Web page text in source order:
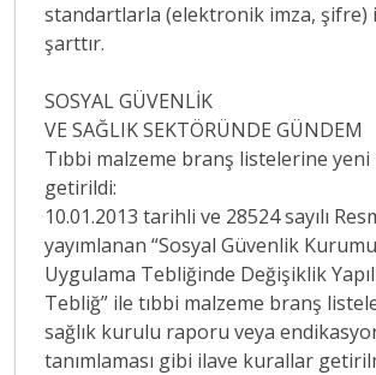
standartlarla (elektronik imza, şifre)
şarttır.
SOSYAL GÜVENLİK
VE SAĞLIK SEKTÖRÜNDE GÜNDEM
Tıbbi malzeme branş listelerine
getirildi:
10.01.2013 tarihli ve 28524 sayılı
yayımlanan “Sosyal Güvenlik
Uygulama Tebliğinde Değişiklik
Tebliğ” ile tıbbi malzeme branş
sağlık kurulu raporu veya
tanımlaması gibi ilave kurallar